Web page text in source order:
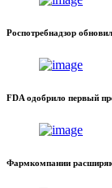
Роспотребнадзор
FDA одобрило первый
Фармкомпании